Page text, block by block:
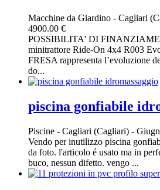
Macchine da Giardino - Cagliari
4900.00 €
POSSIBILITA' DI
minitrattore Ride-On 4x4 R003
FRESA rappresenta l’evoluzione
do...
piscina gonfiabile
Piscine - Cagliari (Cagliari) -
Vendo per inutilizzo piscina
da foto. l'articolo é usato ma in
buco, nessun difetto. vengo ...